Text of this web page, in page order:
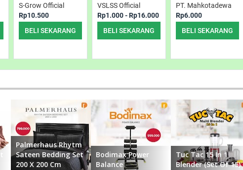
S-Grow Official
Rp10.500
BELI SEKARANG
VSLSS Official
Rp1.000 - Rp16.000
BELI SEKARANG
PT. Mahkotadewa
Rp6.000
BELI SEKARANG
Palmerhaus Rhytm
Sateen Bedding Set
200 X 200 Cm
Bodimax Power
Balance
Tuc Tac 15 In 1
Blender (Set Of 15)